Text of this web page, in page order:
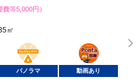
費等5,000円）
㎡
BunChinPAY
ポンタ
部屋
パノラマ 動画あり